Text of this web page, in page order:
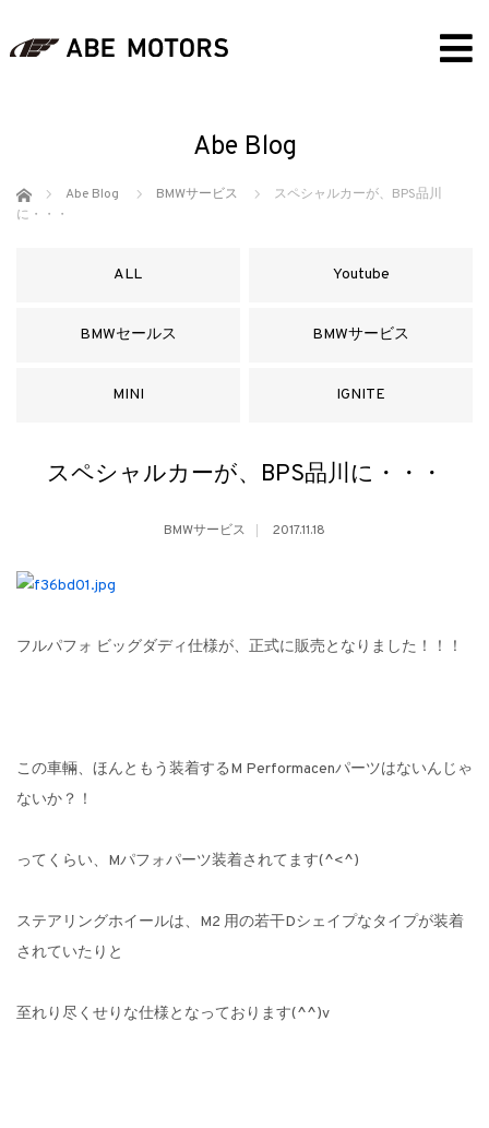
Abe Blog
ホーム Abe Blog BMWサービス
スペシャルカーが、BPS品川
に・・・
ALL Youtube
BMWセールス BMWサービス
MINI IGNITE
スペシャルカーが、BPS品川に・・・
BMWサービス 2017.11.18
フルパフォ ビッグダディ仕様が、正式に販売となりました！！！
この車輛、ほんともう装着するM Performacenパーツはないんじゃ
ないか？！
ってくらい、Mパフォパーツ装着されてます(^<^)
ステアリングホイールは、M2 用の若干Dシェイプなタイプが装着
されていたりと
至れり尽くせりな仕様となっております(^^)v